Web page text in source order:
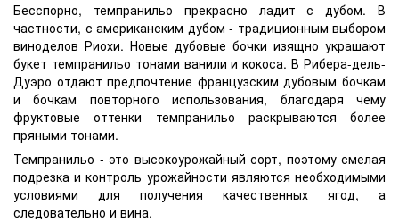
Бесспорно, темпранильо прекрасно ладит с дубом. В
частности, с американским дубом - традиционным выбором
виноделов Риохи. Новые дубовые бочки изящно украшают
букет темпранильо тонами ванили и кокоса. В Рибера-дель-
Дуэро отдают предпочтение французским дубовым бочкам
и бочкам повторного использования, благодаря чему
фруктовые оттенки темпранильо раскрываются более
пряными тонами.
Темпранильо - это высокоурожайный сорт, поэтому смелая
подрезка и контроль урожайности являются необходимыми
условиями для получения качественных ягод, а
следовательно и вина.